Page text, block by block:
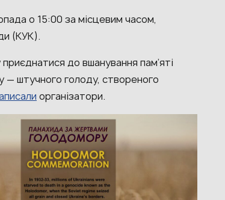
о 15:00 за місцевим часом,
(КУК).
до вшанування пам’яті
— штучного голоду, створеного
організатори.